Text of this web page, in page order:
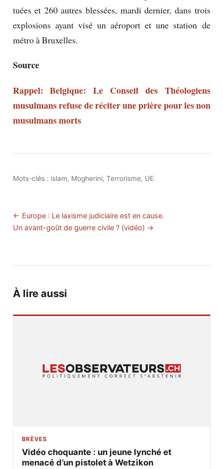
tuées et 260 autres blessées, mardi dernier, dans trois
explosions ayant visé un aéroport et une station de
métro à Bruxelles.
Source
Rappel: Belgique: Le Conseil des Théologiens
musulmans refuse de réciter une prière pour les non
musulmans morts
Mots-clés : islam, Mogherini, Terrorisme, UE
← Europe : Le laxisme judiciaire est en cause.
Un avant-goût de guerre civile ? (vidéo) →
À lire aussi
BRÈVES
Vidéo choquante : un jeune lynché et
menacé d’un pistolet à Wetzikon